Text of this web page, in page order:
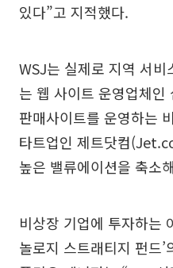
있다”고 지적했다.
WSJ는 실제로 지역 서
는 웹 사이트 운영업체
판매사이트를 운영하는
타트업인 제트닷컴
높은 밸류에이션을 축소
비상장 기업에 투자하는
놀로지 스트래티지 펀드